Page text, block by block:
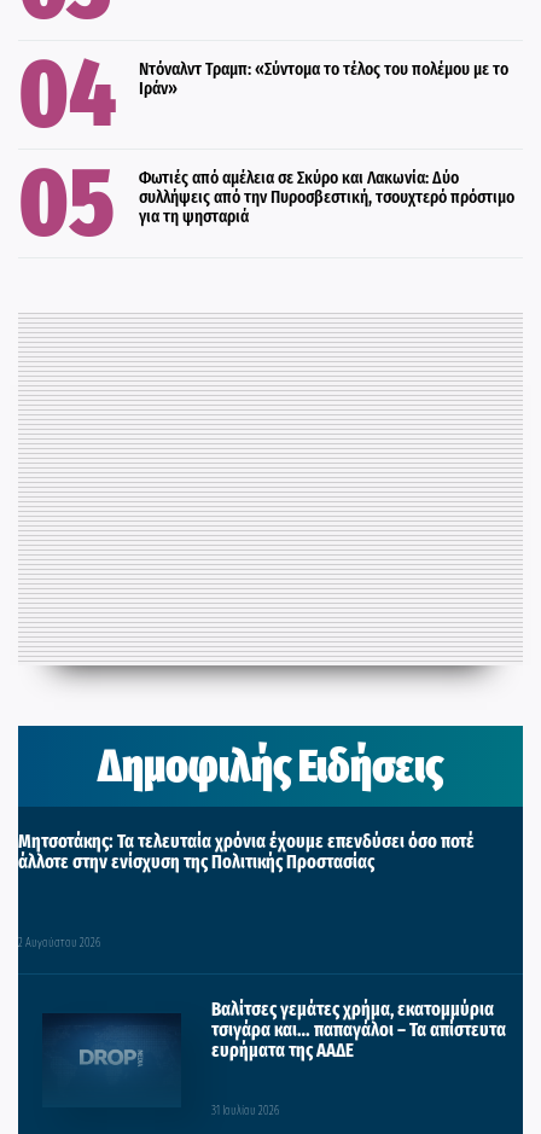
Ντόναλντ Τραμπ: «Σύντομα το τέλος του πολέμου με το
Ιράν»
Φωτιές από αμέλεια σε Σκύρο και Λακωνία: Δύο
συλλήψεις από την Πυροσβεστική, τσουχτερό πρόστιμο
για τη ψησταριά
Δημοφιλής Ειδήσεις
Μητσοτάκης: Τα τελευταία χρόνια έχουμε επενδύσει όσο ποτέ
άλλοτε στην ενίσχυση της Πολιτικής Προστασίας
2 Αυγούστου 2026
Βαλίτσες γεμάτες χρήμα, εκατομμύρια
τσιγάρα και… παπαγάλοι – Τα απίστευτα
ευρήματα της ΑΑΔΕ
31 Ιουλίου 2026